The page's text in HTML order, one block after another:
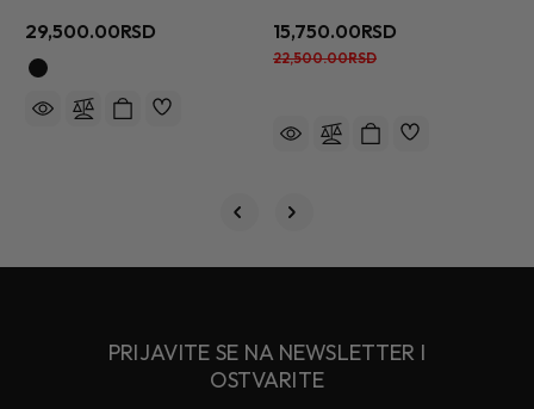
29,500.00RSD 15,750.00RSD
22,500.00RSD
PRIJAVITE SE NA NEWSLETTER I
OSTVARITE